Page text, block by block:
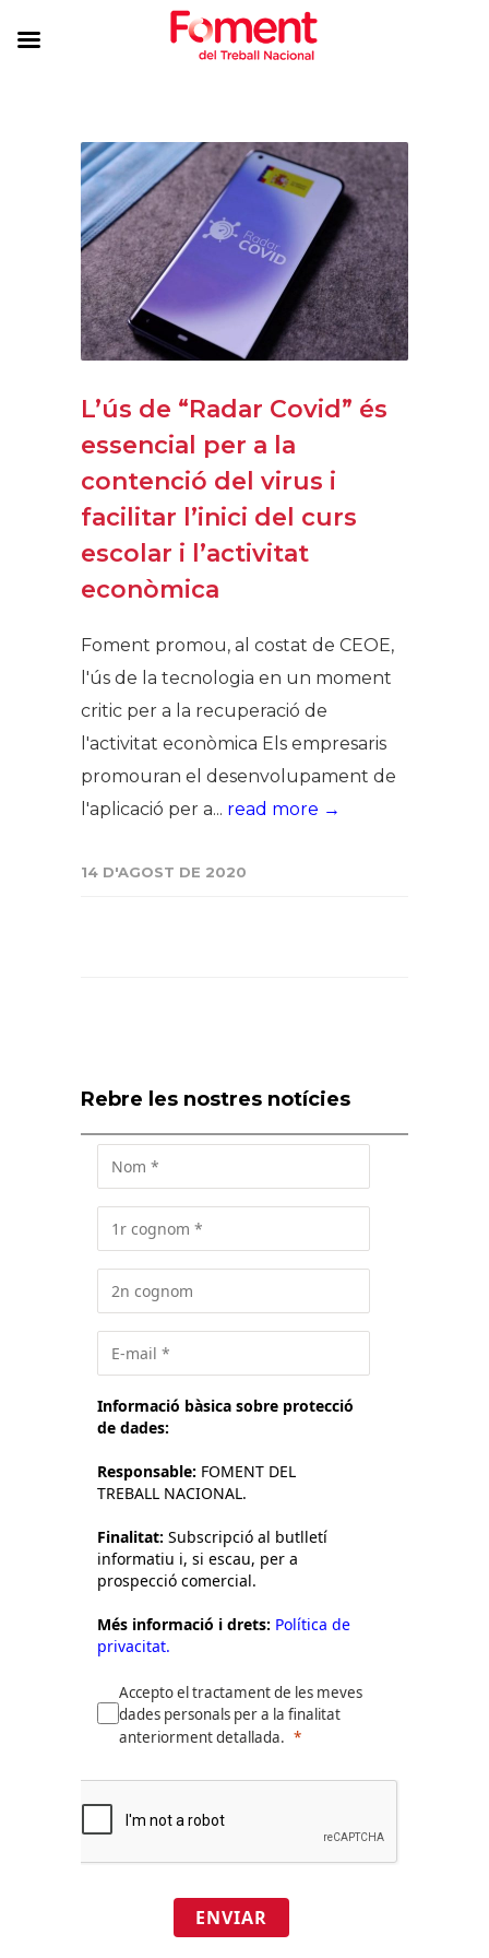
L’ús de “Radar Covid” és
essencial per a la
contenció del virus i
facilitar l’inici del curs
escolar i l’activitat
econòmica
Foment promou, al costat de CEOE,
l'ús de la tecnologia en un moment
critic per a la recuperació de
l'activitat econòmica Els empresaris
promouran el desenvolupament de
l'aplicació per a... read more →
14 D'AGOST DE 2020
Rebre les nostres notícies
Informació bàsica sobre protecció
de dades:
Responsable: FOMENT DEL
TREBALL NACIONAL.
Finalitat: Subscripció al butlletí
informatiu i, si escau, per a
prospecció comercial.
Més informació i drets: Política de
privacitat.
Accepto el tractament de les meves
dades personals per a la finalitat
anteriorment detallada.
ENVIAR